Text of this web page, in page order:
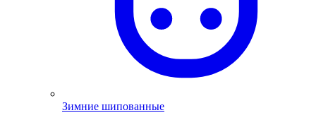
Зимние шипованные